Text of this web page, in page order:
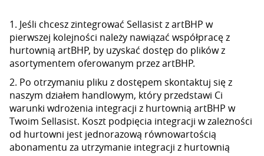
1. Jeśli chcesz zintegrować Sellasist z artBHP w
pierwszej kolejności należy nawiązać współpracę z
hurtownią artBHP, by uzyskać dostęp do plików z
asortymentem oferowanym przez artBHP.
2. Po otrzymaniu pliku z dostępem skontaktuj się z
naszym działem handlowym, który przedstawi Ci
warunki wdrożenia integracji z hurtownią artBHP w
Twoim Sellasist. Koszt podpięcia integracji w zależności
od hurtowni jest jednorazową równowartością
abonamentu za utrzymanie integracji z hurtownią